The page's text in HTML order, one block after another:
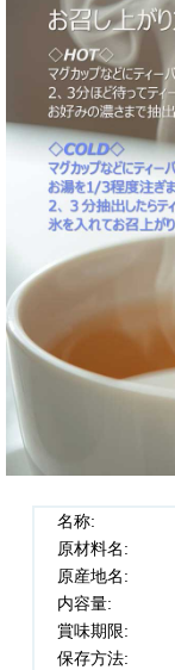
名称:
原材料名:
原産地名:
内容量:
賞味期限:
保存方法: